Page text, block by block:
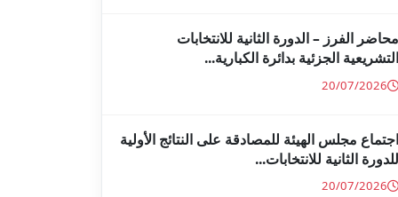
محاضر الفرز – الدورة الثانية للانتخابات
التشريعية الجزئية بدائرة الكبارية...
20/07/2026
اجتماع مجلس الهيئة للمصادقة على النتائج الأولية
للدورة الثانية للانتخابات...
20/07/2026